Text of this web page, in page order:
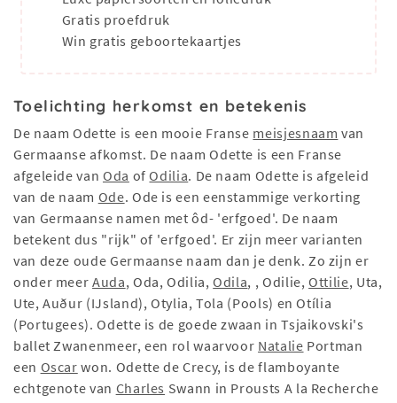
Gratis proefdruk
Win gratis geboortekaartjes
Toelichting herkomst en betekenis
De naam Odette is een mooie Franse meisjesnaam van
Germaanse afkomst. De naam Odette is een Franse
afgeleide van Oda ofOdilia. De naam Odette is afgeleid
van de naam Ode. Ode is een eenstammige verkorting
van Germaanse namen met ôd- 'erfgoed'. De naam
betekent dus "rijk" of 'erfgoed'. Er zijn meer varianten
van deze oude Germaanse naam dan je denk. Zo zijn er
onder meerAuda, Oda, Odilia,Odila, , Odilie,Ottilie, Uta,
Ute, Auður (IJsland), Otylia, Tola (Pools) en Otília
(Portugees). Odette is de goede zwaan in Tsjaikovski's
ballet Zwanenmeer, een rol waarvoor Natalie Portman
een Oscar won. Odette de Crecy, is de flamboyante
echtgenote van Charles Swann in Prousts A la Recherche